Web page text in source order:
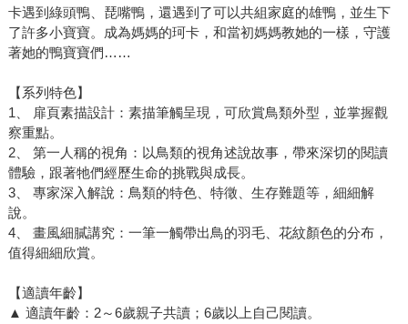
卡遇到綠頭鴨、琵嘴鴨，還遇到了可以共組家庭的雄鴨，並生下
了許多小寶寶。成為媽媽的珂卡，和當初媽媽教她的一樣，守護
著她的鴨寶寶們……
【系列特色】
1、 扉頁素描設計：素描筆觸呈現，可欣賞鳥類外型，並掌握觀
察重點。
2、 第一人稱的視角：以鳥類的視角述說故事，帶來深切的閱讀
體驗，跟著牠們經歷生命的挑戰與成長。
3、 專家深入解說：鳥類的特色、特徵、生存難題等，細細解
說。
4、 畫風細膩講究：一筆一觸帶出鳥的羽毛、花紋顏色的分布，
值得細細欣賞。
【適讀年齡】
▲ 適讀年齡：2～6歲親子共讀；6歲以上自己閱讀。